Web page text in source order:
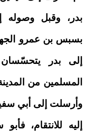
بدر، وقبل وصوله
بسبس بن عمرو
إلى بدر
المسلمين من
وأرسلت إلى أبي
إليه للانتقام،